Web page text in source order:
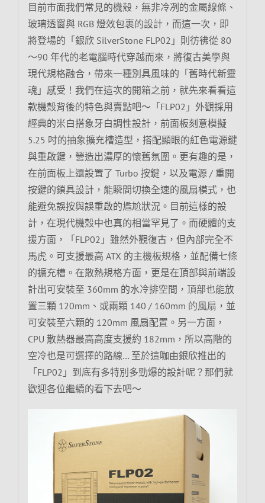
目前市面我們常見的機殼，無非冷冽的金屬線條、
玻璃透窗與 RGB 燈效包裹的設計，而這一次，即
將登場的「銀欣 SilverStone FLP02」則彷彿從 80
～90 年代的老電腦時代穿越而來，將復古美學與
現代規格融合，帶來一種別具風味的「舊時代新靈
魂」感受！我們在這次的開箱之前，就先來看看這
款機殼背後的特色與賣點吧～「FLP02」外觀採用
經典的米白搭象牙白調性設計，前面板刻意模擬
5.25 吋的抽象擴充槽造型，搭配顯眼的紅色電源鍵
與重啟鍵，營造出濃厚的懷舊氛圍。更有趣的是，
在前面板上還設置了 Turbo 按鍵，以及電源 / 重開
按鍵的鎖具設計，能瞬間切換全速的風扇模式，也
能避免誤按與誤重啟的尷尬狀況。目前這樣的設
計，在現代機殼中也真的相當罕見了。而硬體的支
援方面，「FLP02」雖然外觀復古，但內部完全不
馬虎。可支援最高 ATX 的主機板規格，並配備七條
的擴充槽。在散熱規格方面，更是在頂部與前端設
計出可安裝至 360mm 的水冷排空間，頂部也能放
置三顆 120mm、或兩顆 140 / 160mm 的風扇，並
可安裝至六顆的 120mm 風扇配置。另一方面，
CPU 散熱器最高高度支援約 182mm，所以高階的
空冷也是可選擇的路線… 至於這咖由銀欣推出的
「FLP02」到底有多特別多勁爆的設計呢？那們就
歡迎各位繼續的看下去吧～